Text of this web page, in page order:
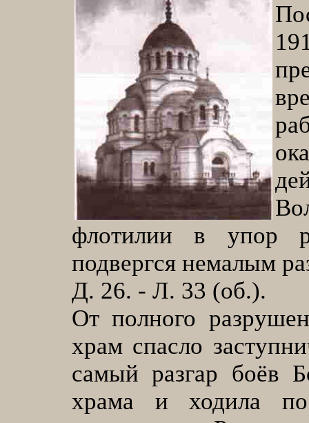
флотилии в упор
подвергся немалым
Д. 26. - Л. 33 (об.).
От полного
храм спасло
самый разгар боёв
храма и ходила